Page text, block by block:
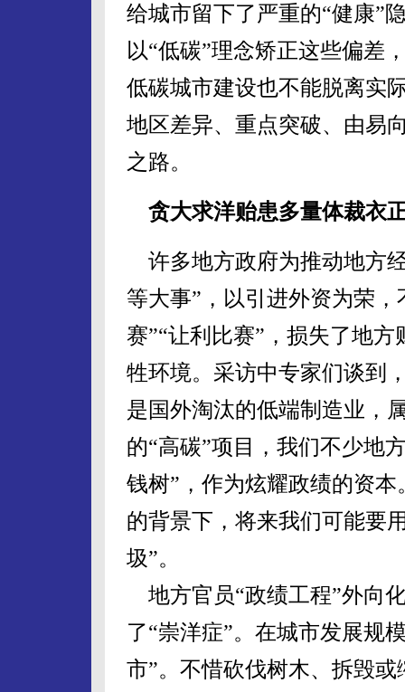
给城市留下了严重的“健康”
以“低碳”理念矫正这些偏差
低碳城市建设也不能脱离实
地区差异、重点突破、由易
之路。
贪大求洋贻患多量体裁衣
许多地方政府为推动地方
等大事”，以引进外资为荣
赛”“让利比赛”，损失了地
牲环境。采访中专家们谈到
是国外淘汰的低端制造业，
的“高碳”项目，我们不少地
钱树”，作为炫耀政绩的资
的背景下，将来我们可能要
圾”。
地方官员“政绩工程”外向
了“崇洋症”。在城市发展规
市”。不惜砍伐树木、拆毁